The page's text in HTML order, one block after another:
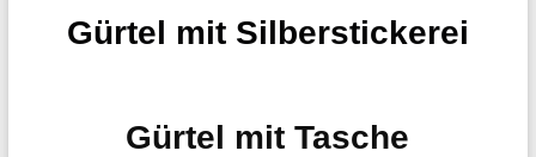
Gürtel mit Silberstickerei
Gürtel mit Tasche